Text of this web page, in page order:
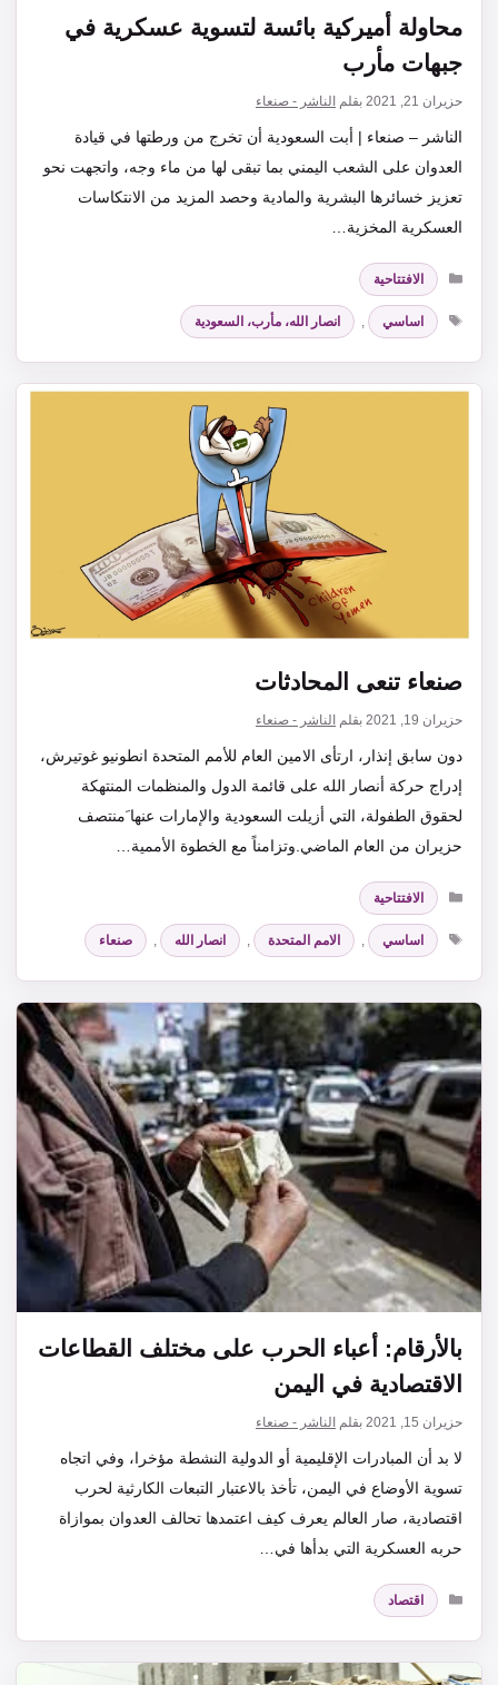
محاولة أميركية بائسة لتسوية عسكرية في
جبهات مأرب
حزيران 21, 2021 بقلم الناشر - صنعاء
الناشر – صنعاء | أبت السعودية أن تخرج من ورطتها في قيادة
العدوان على الشعب اليمني بما تبقى لها من ماء وجه، واتجهت نحو
تعزيز خسائرها البشرية والمادية وحصد المزيد من الانتكاسات
العسكرية المخزية…
التصنيفات
الافتتاحية
الوسوم
اساسي انصار الله، مأرب، السعودية
صنعاء تنعى المحادثات
حزيران 19, 2021 بقلم الناشر - صنعاء
دون سابق إنذار، ارتأى الامين العام للأمم المتحدة انطونيو غوتيرش،
إدراج حركة أنصار الله على قائمة الدول والمنظمات المنتهكة
لحقوق الطفولة، التي أزيلت السعودية والإمارات عنها َمنتصف
حزيران من العام الماضي.وتزامناً مع الخطوة الأممية…
التصنيفات
الافتتاحية
الوسوم
اساسي الامم المتحدة انصار الله صنعاء
بالأرقام: أعباء الحرب على مختلف القطاعات
الاقتصادية في اليمن
حزيران 15, 2021 بقلم الناشر - صنعاء
لا بد أن المبادرات الإقليمية أو الدولية النشطة مؤخرا، وفي اتجاه
تسوية الأوضاع في اليمن، تأخذ بالاعتبار التبعات الكارثية لحرب
اقتصادية، صار العالم يعرف كيف اعتمدها تحالف العدوان بموازاة
حربه العسكرية التي بدأها في…
التصنيفات
اقتصاد